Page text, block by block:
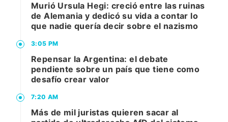
Murió Ursula Hegi: creció entre las ruinas
de Alemania y dedicó su vida a contar lo
que nadie quería decir sobre el nazismo
3:05 PM
Repensar la Argentina: el debate
pendiente sobre un país que tiene como
desafío crear valor
7:20 AM
Más de mil juristas quieren sacar al